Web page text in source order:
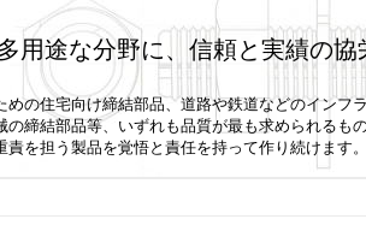
用途な分野に、信頼と実績の
めの住宅向け締結部品、道路や鉄道などのインフ
の締結部品等、いずれも品質が最も求められるも
責を担う製品を覚悟と責任を持って作り続けます